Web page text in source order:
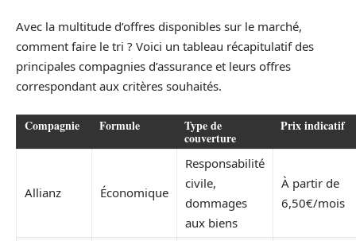
Avec la multitude d’offres disponibles sur le marché,
comment faire le tri ? Voici un tableau récapitulatif des
principales compagnies d’assurance et leurs offres
correspondant aux critères souhaités.
Compagnie Formule Type de
couverture
Prix indicatif
Allianz Économique
Responsabilité
civile,
dommages
aux biens
À partir de
6,50€/mois